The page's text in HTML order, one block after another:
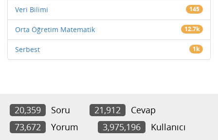
Veri Bilimi 145
Orta Öğretim Matematik 12.7k
Serbest 1k
20,359 Soru 21,912
Cevap
73,672
Yorum 3,975,196 Kullanıcı